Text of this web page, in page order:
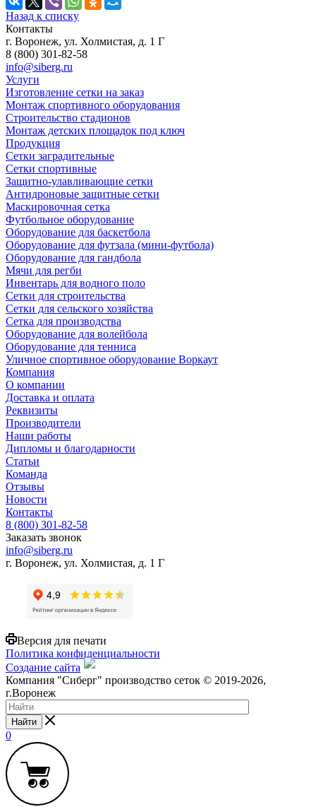
Назад к списку
Контакты
г. Воронеж, ул. Холмистая, д. 1 Г
8 (800) 301-82-58
info@siberg.ru
Услуги
Изготовление сетки на заказ
Монтаж спортивного оборудования
Строительство стадионов
Монтаж детских площадок под ключ
Продукция
Сетки заградительные
Сетки спортивные
Защитно-улавливающие сетки
Антидроновые защитные сетки
Маскировочная сетка
Футбольное оборудование
Оборудование для баскетбола
Оборудование для футзала (мини-футбола)
Оборудование для гандбола
Мячи для регби
Инвентарь для водного поло
Сетки для строительства
Сетки для сельского хозяйства
Сетка для производства
Оборудование для волейбола
Оборудование для тенниса
Уличное спортивное оборудование Воркаут
Компания
О компании
Доставка и оплата
Реквизиты
Производители
Наши работы
Дипломы и благодарности
Статьи
Команда
Отзывы
Новости
Контакты
8 (800) 301-82-58
Заказать звонок
info@siberg.ru
г. Воронеж, ул. Холмистая, д. 1 Г
Версия для печати
Политика конфиденциальности
Создание сайта
Компания "Сиберг" производство сеток © 2019-2026,
г.Воронеж
Найти
0